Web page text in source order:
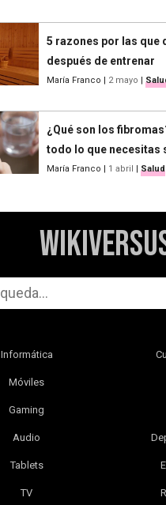
5 razones por las que
después de entrenar
María Franco 2 mayo
¿Qué son los
todo lo que necesitas
María Franco 1 abril Salud
Informática
Móviles
Gaming
Audio
Tablets
TV